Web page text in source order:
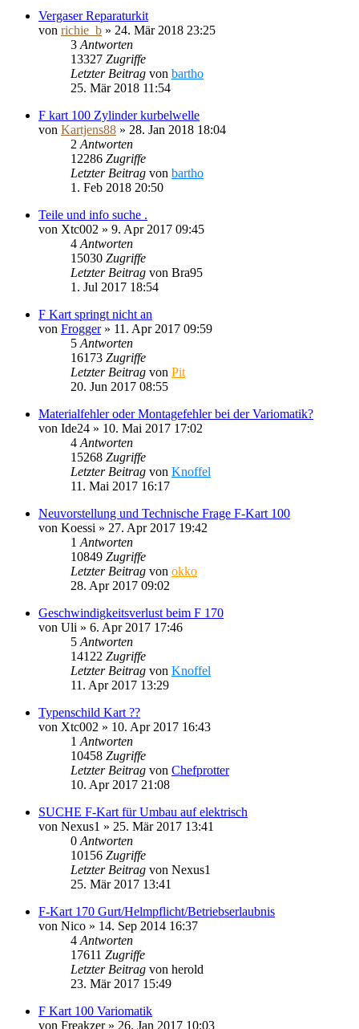
Vergaser Reparaturkit
von richie_b » 24. Mär 2018 23:25
3 Antworten
13327 Zugriffe
Letzter Beitrag von bartho
25. Mär 2018 11:54
F kart 100 Zylinder kurbelwelle
von Kartjens88 » 28. Jan 2018 18:04
2 Antworten
12286 Zugriffe
Letzter Beitrag von bartho
1. Feb 2018 20:50
Teile und info suche .
von Xtc002 » 9. Apr 2017 09:45
4 Antworten
15030 Zugriffe
Letzter Beitrag von Bra95
1. Jul 2017 18:54
F Kart springt nicht an
von Frogger» 11. Apr 2017 09:59
5 Antworten
16173 Zugriffe
Letzter Beitrag von Pit
20. Jun 2017 08:55
Materialfehler oder Montagefehler bei der Variomatik?
von Ide24 » 10. Mai 2017 17:02
4 Antworten
15268 Zugriffe
Letzter Beitrag von Knoffel
11. Mai 2017 16:17
Neuvorstellung und Technische Frage F-Kart 100
von Koessi » 27. Apr 2017 19:42
1 Antworten
10849 Zugriffe
Letzter Beitrag von okko
28. Apr 2017 09:02
Geschwindigkeitsverlust beim F 170
von Uli » 6. Apr 2017 17:46
5 Antworten
14122 Zugriffe
Letzter Beitrag von Knoffel
11. Apr 2017 13:29
Typenschild Kart ??
von Xtc002 » 10. Apr 2017 16:43
1 Antworten
10458 Zugriffe
Letzter Beitrag von Chefprotter
10. Apr 2017 21:08
SUCHE F-Kart für Umbau auf elektrisch
von Nexus1 » 25. Mär 2017 13:41
0 Antworten
10156 Zugriffe
Letzter Beitrag von Nexus1
25. Mär 2017 13:41
F-Kart 170 Gurt/Helmpflicht/Betriebserlaubnis
von Nico » 14. Sep 2014 16:37
4 Antworten
17611 Zugriffe
Letzter Beitrag von herold
23. Mär 2017 15:49
F Kart 100 Variomatik
von Freakzer» 26. Jan 2017 10:03